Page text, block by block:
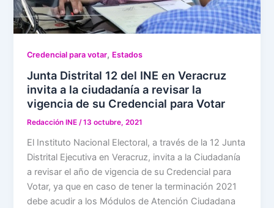
Credencial para votar, Estados
Junta Distrital 12 del INE en Veracruz
invita a la ciudadanía a revisar la
vigencia de su Credencial para Votar
Redacción INE/13 octubre, 2021
El Instituto Nacional Electoral, a través de la 12 Junta
Distrital Ejecutiva en Veracruz, invita a la Ciudadanía
a revisar el año de vigencia de su Credencial para
Votar, ya que en caso de tener la terminación 2021
debe acudir a los Módulos de Atención Ciudadana